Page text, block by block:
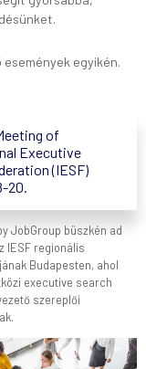
egyikén.
of
Executive
(IESF)
20.
JobGroup büszkén ad
IESF regionális
Budapesten, ahol
executive search
szereplői